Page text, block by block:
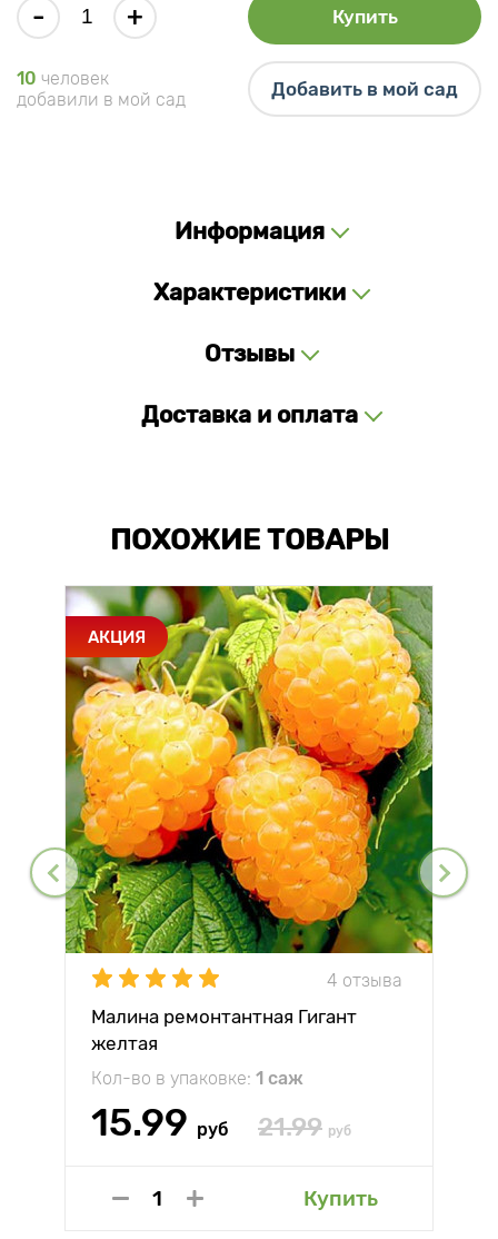
- + Купить
10 человек
добавили в мой сад
Добавить в мой сад
Информация
Характеристики
Отзывы
Доставка и оплата
ПОХОЖИЕ ТОВАРЫ
АКЦИЯ
4 отзыва
Малина ремонтантная Гигант
желтая
Кол-во в упаковке: 1 саж
15.99 руб 21.99 руб
Купить